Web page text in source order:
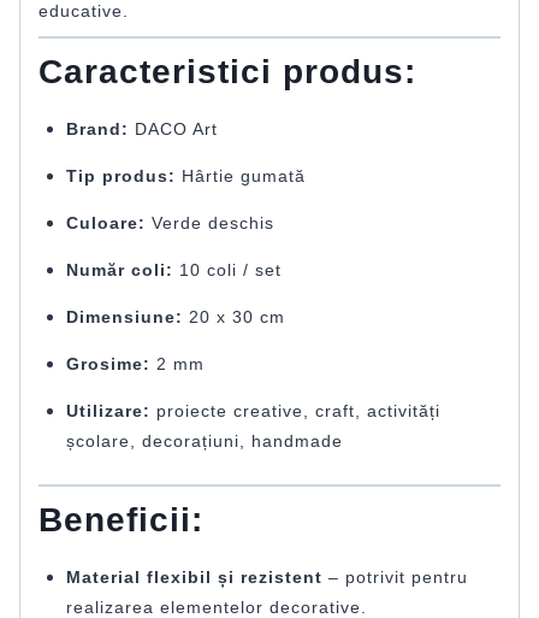
educative.
Caracteristici produs:
Brand: DACO Art
Tip produs: Hârtie gumată
Culoare: Verde deschis
Număr coli: 10 coli / set
Dimensiune: 20 x 30 cm
Grosime: 2 mm
Utilizare: proiecte creative, craft, activități
școlare, decorațiuni, handmade
Beneficii:
Material flexibil și rezistent – potrivit pentru
realizarea elementelor decorative.